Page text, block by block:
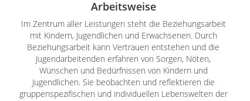
Arbeitsweise
Im Zentrum aller Leistungen steht die Beziehungsarbeit
mit Kindern, Jugendlichen und Erwachsenen. Durch
Beziehungsarbeit kann Vertrauen entstehen und die
Jugendarbeitenden erfahren von Sorgen, Nöten,
Wünschen und Bedürfnissen von Kindern und
Jugendlichen. Sie beobachten und reflektieren die
gruppenspezifischen und individuellen Lebenswelten der